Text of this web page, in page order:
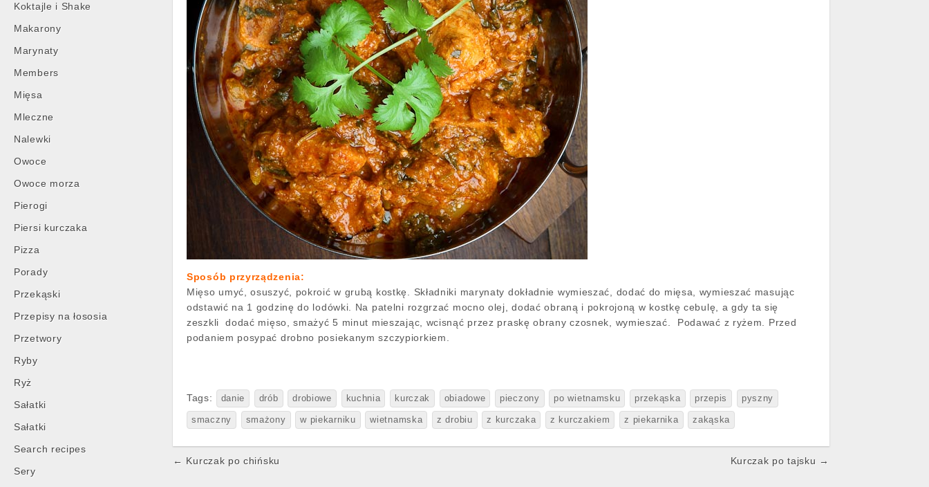
Koktajle i Shake
Makarony
Marynaty
Members
Mięsa
Mleczne
Nalewki
Owoce
Owoce morza
Pierogi
Piersi kurczaka
Pizza
Porady
Przekąski
Przepisy na łososia
Przetwory
Ryby
Ryż
Sałatki
Sałatki
Search recipes
Sery
Sposób przyrządzenia:
Mięso umyć, osuszyć, pokroić w grubą kostkę. Składniki marynaty dokładnie wymieszać, dodać do mięsa, wymieszać masując
odstawić na 1 godzinę do lodówki. Na patelni rozgrzać mocno olej, dodać obraną i pokrojoną w kostkę cebulę, a gdy ta się
zeszkli dodać mięso, smażyć 5 minut mieszając, wcisnąć przez praskę obrany czosnek, wymieszać. Podawać z ryżem. Przed
podaniem posypać drobno posiekanym szczypiorkiem.
Tags: danie drób drobiowe kuchnia kurczak obiadowe pieczony po wietnamsku przekąska przepis pyszny
smaczny smażony w piekarniku wietnamska z drobiu z kurczaka z kurczakiem z piekarnika zakąska
Post
← Kurczak po chińsku Kurczak po tajsku →